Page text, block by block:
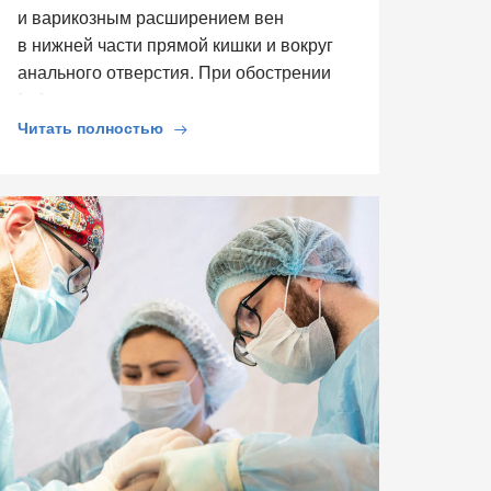
и варикозным расширением вен
в нижней части прямой кишки и вокруг
анального отверстия. При обострении
Читать полностью